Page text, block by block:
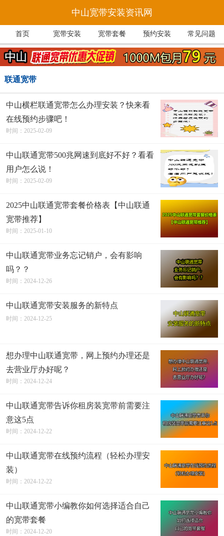
中山宽带安装资讯网
首页 宽带安装 宽带套餐 预约安装 常见问题
联通宽带
中山横栏联通宽带怎么办理安装？快来看
在线预约步骤吧！
时间：2025-02-09
中山联通宽带500兆网速到底好不好？看看
用户怎么说！
时间：2025-02-09
2025中山联通宽带套餐价格表【中山联通
宽带推荐】
时间：2025-01-10
中山联通宽带业务忘记销户，会有影响
吗？？
时间：2024-12-26
中山联通宽带安装服务的新特点
时间：2024-12-25
想办理中山联通宽带，网上预约办理还是
去营业厅办好呢？
时间：2024-12-24
中山联通宽带告诉你租房装宽带前需要注
意这5点
时间：2024-12-22
中山联通宽带在线预约流程（轻松办理安
装）
时间：2024-12-22
中山联通宽带小编教你如何选择适合自己
的宽带套餐
时间：2024-12-20